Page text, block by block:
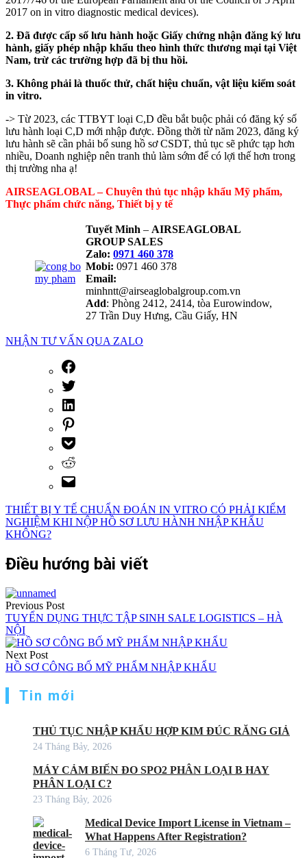
2017 on in vitro diagnostic medical devices).
2. Đã được cấp số lưu hành hoặc Giấy chứng nhận đăng ký lưu
hành, giấy phép nhập khẩu theo hình thức thương mại tại Việt
Nam, trừ các trường hợp đã bị thu hồi.
3. Không phải là thuốc thử, chất hiệu chuẩn, vật liệu kiểm soát
in vitro.
-> Từ 2023, các TTBYT loại C,D đều bắt buộc phải có đăng ký số
lưu hành loại C,D mới nhập được. Đồng thời từ năm 2023, đăng ký
lưu hành sẽ cần phải bổ sung hồ sơ CSDT, thủ tục sẽ phức tạp hơn
nhiều, Doanh nghiệp nên tranh thủ làm sớm để có lợi thế hơn trong
thị trường nha ạ!
AIRSEAGLOBAL – Chuyên thủ tục nhập khẩu Mỹ phẩm,
Thực phẩm chức năng, Thiết bị y tế
Tuyết Minh – AIRSEAGLOBAL
GROUP SALES
Zalo: 0971 460 378
Mobi: 0971 460 378
Email:
minhntt@airseaglobalgroup.com.vn
Add: Phòng 2412, 2414, tòa Eurowindow,
27 Trần Duy Hưng, Cầu Giấy, HN
NHẬN TƯ VẤN QUA ZALO
THIẾT BỊ Y TẾ CHUẨN ĐOÁN IN VITRO CÓ PHẢI KIỂM
NGHIỆM KHI NỘP HỒ SƠ LƯU HÀNH NHẬP KHẨU
KHÔNG?
Điều hướng bài viết
Previous Post
TUYỂN DỤNG THỰC TẬP SINH SALE LOGISTICS – HÀ
NỘI
Next Post
HỒ SƠ CÔNG BỐ MỸ PHẨM NHẬP KHẨU
Tin mới
THỦ TỤC NHẬP KHẨU HỢP KIM ĐÚC RĂNG GIẢ
24 Tháng Bảy, 2026
MÁY CẢM BIẾN ĐO SPO2 PHÂN LOẠI B HAY
PHÂN LOẠI C?
23 Tháng Bảy, 2026
Medical Device Import License in Vietnam –
What Happens After Registration?
6 Tháng Tư, 2026